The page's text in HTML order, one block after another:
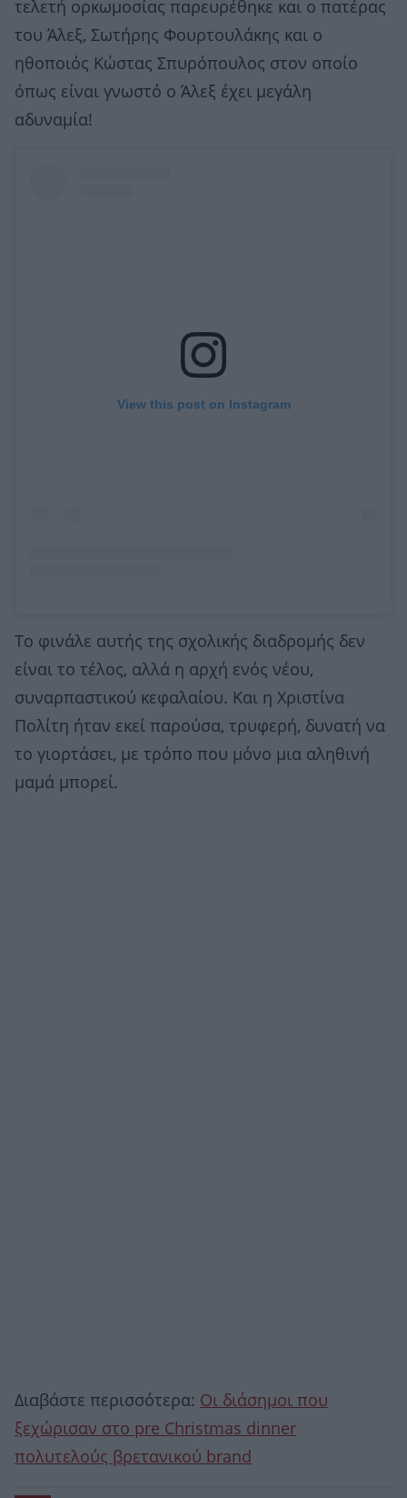
τελετή ορκωμοσίας παρευρέθηκε και ο πατέρας
του Άλεξ, Σωτήρης Φουρτουλάκης και ο
ηθοποιός Κώστας Σπυρόπουλος στον οποίο
όπως είναι γνωστό ο Άλεξ έχει μεγάλη
αδυναμία!
View this post on Instagram
Το φινάλε αυτής της σχολικής διαδρομής δεν
είναι το τέλος, αλλά η αρχή ενός νέου,
συναρπαστικού κεφαλαίου. Και η Χριστίνα
Πολίτη ήταν εκεί παρούσα, τρυφερή, δυνατή να
το γιορτάσει, με τρόπο που μόνο μια αληθινή
μαμά μπορεί.
Διαβάστε περισσότερα: Οι διάσημοι που
ξεχώρισαν στο pre Christmas dinner
πολυτελούς βρετανικού brand